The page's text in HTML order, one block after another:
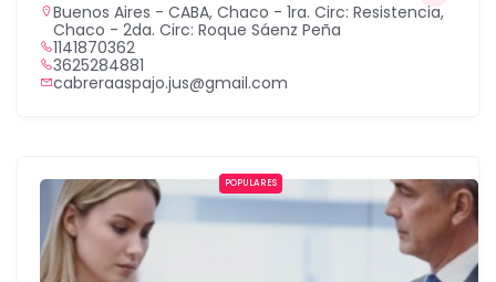
Buenos Aires - CABA, Chaco - 1ra. Circ: Resistencia,
Chaco - 2da. Circ: Roque Sáenz Peña
1141870362
3625284881
cabreraaspajo.jus@gmail.com
POPULARES